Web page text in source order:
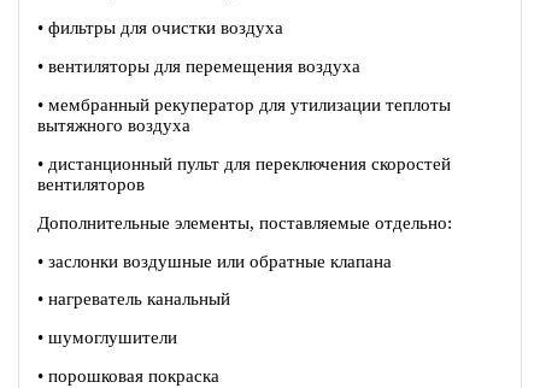
• фильтры для очистки воздуха
• вентиляторы для перемещения воздуха
• мембранный рекуператор для утилизации теплоты
вытяжного воздуха
• дистанционный пульт для переключения скоростей
вентиляторов
Дополнительные элементы, поставляемые отдельно:
• заслонки воздушные или обратные клапана
• нагреватель канальный
• шумоглушители
• порошковая покраска